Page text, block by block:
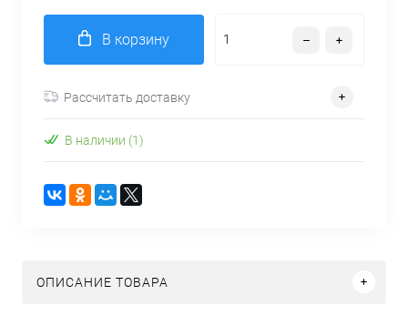
В корзину
Рассчитать доставку
В наличии (1)
ОПИСАНИЕ ТОВАРА